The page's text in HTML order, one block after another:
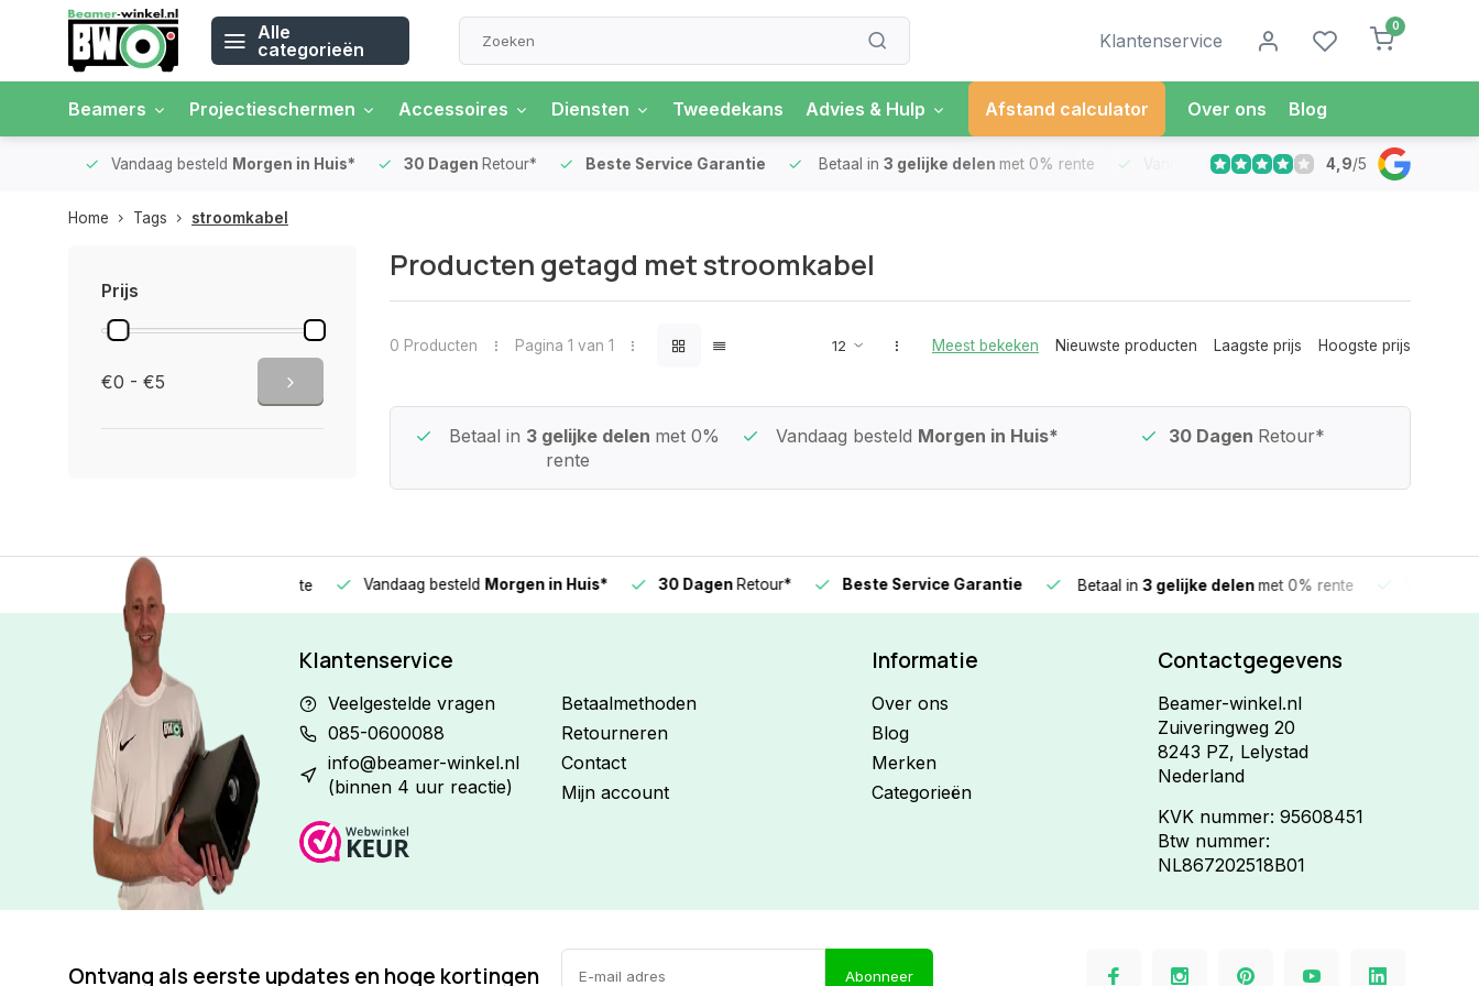
Alle
categorieën
Klantenservice
0
Beamers Projectieschermen Accessoires Diensten Tweedekans Advies & Hulp Afstand calculator Over ons Blog
Vandaag besteld Morgen in Huis* 30 DagenRetour* Beste Service Garantie Betaal in 3 gelijke delenmet 0% rente Vandaag besteldMorgen in Huis*
4,9/5
Home Tags stroomkabel
Prijs
€0 - €5
Producten getagd met stroomkabel
0 Producten Pagina 1 van 1 Meest bekeken Nieuwste producten Laagste prijs Hoogste prijs
Beste Service Garantie Betaal in 3 gelijke delen met 0%
rente
Vandaag besteld Morgen in Huis* 30 Dagen Retour*
3 gelijke delen Vandaag besteldMorgen in Huis* 30 DagenRetour* Beste Service Garantie Betaal in3 gelijke delenmet 0% rente Vandaag
Klantenservice
Veelgestelde vragen
085-0600088
info@beamer-winkel.nl
(binnen 4 uur reactie)
Betaalmethoden
Retourneren
Contact
Mijn account
Informatie
Over ons
Blog
Merken
Categorieën
Contactgegevens
Beamer-winkel.nl
Zuiveringweg 20
8243 PZ, Lelystad
Nederland
KVK nummer: 95608451
Btw nummer:
NL867202518B01
Ontvang als eerste updates en hoge kortingen Abonneer